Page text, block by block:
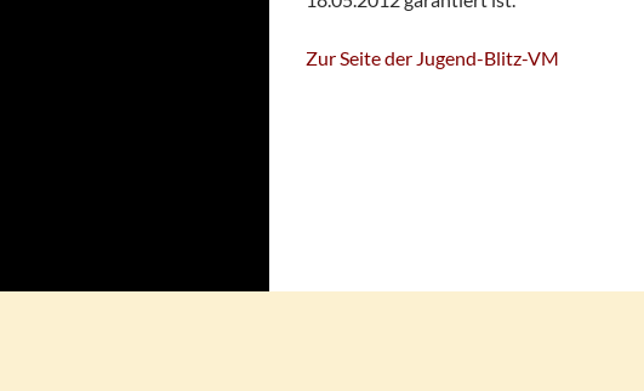
Zur Seite der Jugend-Blitz-VM